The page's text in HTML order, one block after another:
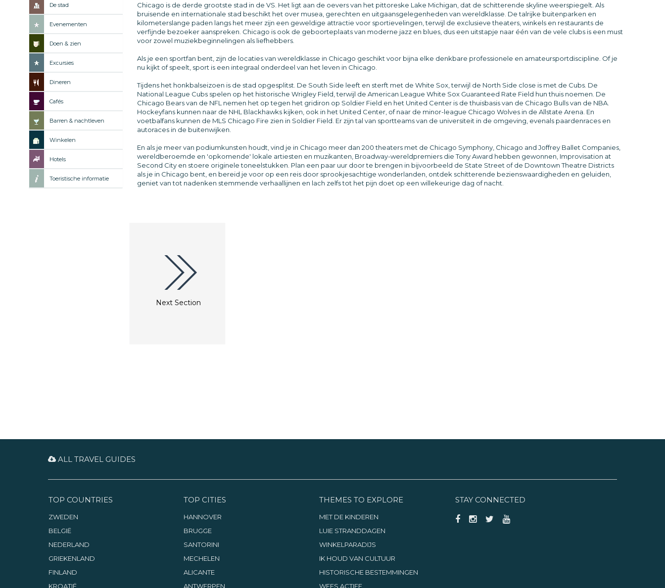
De stad
Evenementen
Doen & zien
Excursies
Dineren
Cafés
Barren & nachtleven
Winkelen
Hotels
Toeristische informatie
Chicago is de derde grootste stad in de VS. Het ligt aan de oevers van het pittoreske Lake Michigan, dat de schitterende skyline weerspiegelt. Als
bruisende en internationale stad beschikt het over musea, gerechten en uitgaansgelegenheden van wereldklasse. De talrijke buitenparken en
kilometerslange paden langs het meer zijn een geweldige attractie voor sportievelingen, terwijl de exclusieve theaters, winkels en restaurants de
verfijnde bezoeker aanspreken. Chicago is ook de geboorteplaats van moderne jazz en blues, dus een uitstapje naar één van de vele clubs is een must
voor zowel muziekbeginnelingen als liefhebbers.
Als je een sportfan bent, zijn de locaties van wereldklasse in Chicago geschikt voor bijna elke denkbare professionele en amateursportdiscipline. Of je
nu kijkt of speelt, sport is een integraal onderdeel van het leven in Chicago.
Tijdens het honkbalseizoen is de stad opgesplitst. De South Side leeft en sterft met de White Sox, terwijl de North Side close is met de Cubs. De
National League Cubs spelen op het historische Wrigley Field, terwijl de American League White Sox Guaranteed Rate Field hun thuis noemen. De
Chicago Bears van de NFL nemen het op tegen het gridiron op Soldier Field en het United Center is de thuisbasis van de Chicago Bulls van de NBA.
Hockeyfans kunnen naar de NHL Blackhawks kijken, ook in het United Center, of naar de minor-league Chicago Wolves in de Allstate Arena. En
voetbalfans kunnen de MLS Chicago Fire zien in Soldier Field. Er zijn tal van sportteams van de universiteit in de omgeving, evenals paardenraces en
autoraces in de buitenwijken.
En als je meer van podiumkunsten houdt, vind je in Chicago meer dan 200 theaters met de Chicago Symphony, Chicago and Joffrey Ballet Companies,
wereldberoemde en 'opkomende' lokale artiesten en muzikanten, Broadway-wereldpremiers die Tony Award hebben gewonnen, Improvisation at
Second City en stoere originele toneelstukken. Plan een paar uur door te brengen in bijvoorbeeld de State Street of de Downtown Theatre Districts
als je in Chicago bent, en bereid je voor op een reis door sprookjesachtige wonderlanden, ontdek schitterende bezienswaardigheden en geluiden,
geniet van tot nadenken stemmende verhaallijnen en lach zelfs tot het pijn doet op een willekeurige dag of nacht.
Next Section
ALL TRAVEL GUIDES
TOP COUNTRIES
ZWEDEN
BELGIË
NEDERLAND
GRIEKENLAND
FINLAND
KROATIË
TOP CITIES
HANNOVER
BRUGGE
SANTORINI
MECHELEN
ALICANTE
ANTWERPEN
THEMES TO EXPLORE
MET DE KINDEREN
LUIE STRANDDAGEN
WINKELPARADIJS
IK HOUD VAN CULTUUR
HISTORISCHE BESTEMMINGEN
WEES ACTIEF
STAY CONNECTED